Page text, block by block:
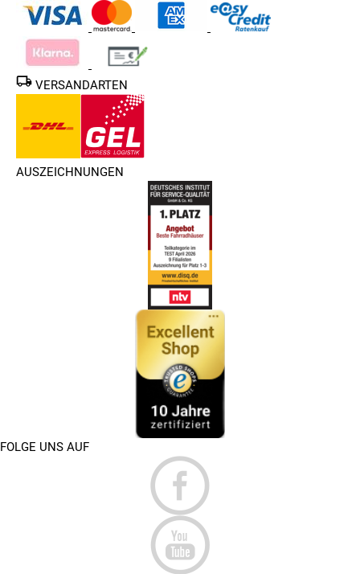
VERSANDARTEN
AUSZEICHNUNGEN
FOLGE UNS AUF